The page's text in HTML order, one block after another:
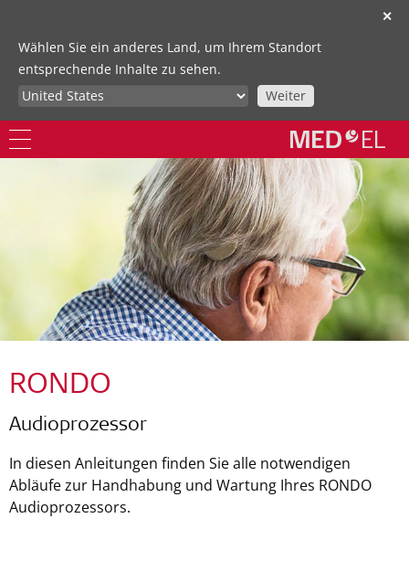
✕
Wählen Sie ein anderes Land, um Ihrem Standort
entsprechende Inhalte zu sehen.
Weiter
RONDO
Audioprozessor
In diesen Anleitungen finden Sie alle notwendigen
Abläufe zur Handhabung und Wartung Ihres RONDO
Audioprozessors.